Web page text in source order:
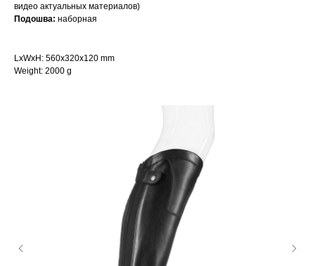
видео актуальных материалов)
Подошва: наборная
LxWxH: 560x320x120 mm
Weight: 2000 g